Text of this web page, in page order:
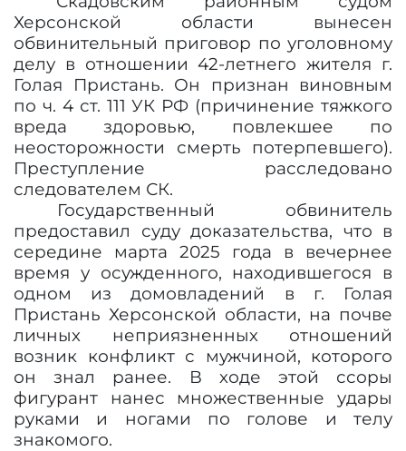
Херсонской области вынесен
обвинительный приговор по уголовному
делу в отношении 42-летнего жителя г.
Голая Пристань. Он признан виновным
по ч. 4 ст. 111 УК РФ (причинение тяжкого
вреда здоровью, повлекшее по
неосторожности смерть потерпевшего).
Преступление расследовано
следователем СК.
Государственный обвинитель
предоставил суду доказательства, что в
середине марта 2025 года в вечернее
время у осужденного, находившегося в
одном из домовладений в г. Голая
Пристань Херсонской области, на почве
личных неприязненных отношений
возник конфликт с мужчиной, которого
он знал ранее. В ходе этой ссоры
фигурант нанес множественные удары
руками и ногами по голове и телу
знакомого.